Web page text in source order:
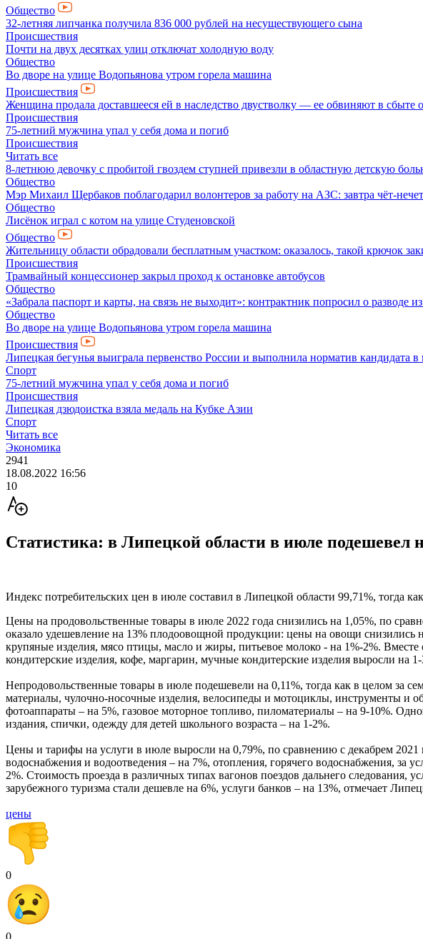
Общество
32-летняя липчанка получила 836 000 рублей на несуществующего сына
Происшествия
Почти на двух десятках улиц отключат холодную воду
Общество
Во дворе на улице Водопьянова утром горела машина
Происшествия
Женщина продала доставшееся ей в наследство двустволку — ее обвиняют в сбыте
Происшествия
75-летний мужчина упал у себя дома и погиб
Происшествия
Читать все
8-летнюю девочку с пробитой гвоздем ступней привезли в областную детскую
Общество
Мэр Михаил Щербаков поблагодарил волонтеров за работу на АЗС: завтра чёт-
Общество
Лисёнок играл с котом на улице Студеновской
Общество
Жительницу области обрадовали бесплатным участком: оказалось, такой крючок
Происшествия
Трамвайный концессионер закрыл проход к остановке автобусов
Общество
«Забрала паспорт и карты, на связь не выходит»: контрактник попросил о разводе
Общество
Во дворе на улице Водопьянова утром горела машина
Происшествия
Липецкая бегунья выиграла первенство России и выполнила норматив кандидата в
Спорт
75-летний мужчина упал у себя дома и погиб
Происшествия
Липецкая дзюдоистка взяла медаль на Кубке Азии
Спорт
Читать все
Экономика
2941
18.08.2022 16:56
10
Статистика: в Липецкой области в июле подешевел
Индекс потребительских цен в июле составил в Липецкой области 99,71%, тогда
Цены на продовольственные товары в июле 2022 года снизились на 1,05%, по
оказало удешевление на 13% плодоовощной продукции: цены на овощи
крупяные изделия, мясо птицы, масло и жиры, питьевое молоко - на 1%-2%.
кондитерские изделия, кофе, маргарин, мучные кондитерские изделия выросли на
Непродовольственные товары в июле подешевели на 0,11%, тогда как в целом за
материалы, чулочно-носочные изделия, велосипеды и мотоциклы, инструменты и
фотоаппараты – на 5%, газовое моторное топливо, пиломатериалы – на 9-10%.
издания, спички, одежду для детей школьного возраста – на 1-2%.
Цены и тарифы на услуги в июле выросли на 0,79%, по сравнению с декабрем
водоснабжения и водоотведения – на 7%, отопления, горячего водоснабжения,
2%. Стоимость проезда в различных типах вагонов поездов дальнего следования,
зарубежного туризма стали дешевле на 6%, услуги банков – на 13%, отмечает
цены
0
0